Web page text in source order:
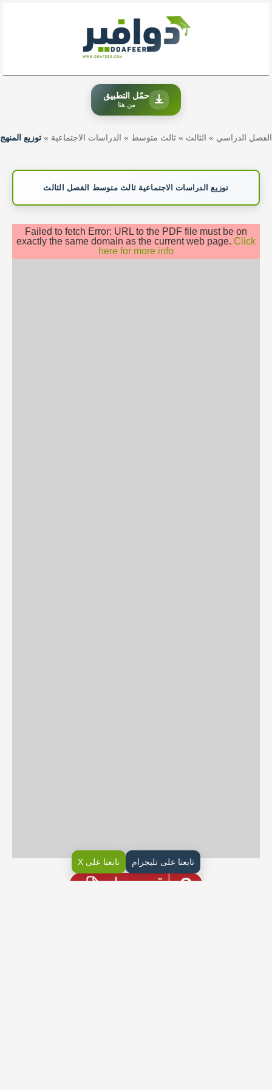
حمّل التطبيق
من هنا
الفصل الدراسي » الثالث » ثالث متوسط » الدراسات الاجتماعية » توزيع المنهج
توزيع الدراسات الاجتماعية ثالث متوسط الفصل الثالث
Failed to fetch Error: URL to the PDF file must be on
exactly the same domain as the current web page. Click
here for more info
تابعنا على تليجرام تابعنا على X